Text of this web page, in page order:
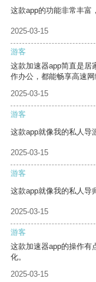
这款app的功能非常丰富
2025-03-15
游客
这款加速器app简直是居
作办公，都能畅享高速
2025-03-15
游客
这款app就像我的私人导
2025-03-15
游客
这款app就像我的私人导
2025-03-15
游客
这款加速器app的操作有
化。
2025-03-15